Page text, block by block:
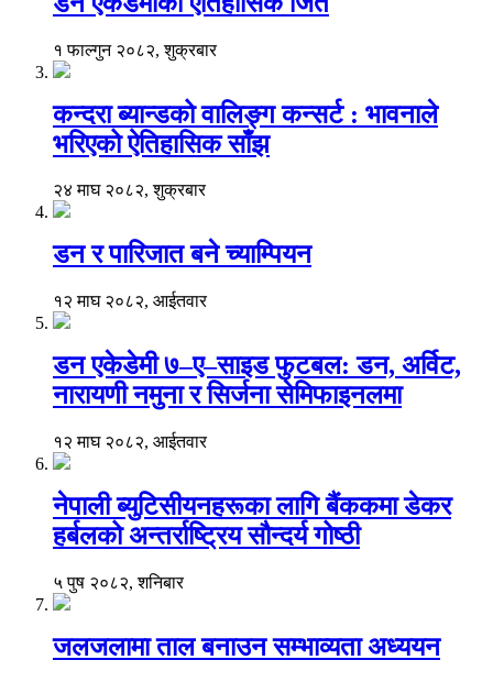
१ फाल्गुन २०८२, शुक्रबार
कन्दरा ब्यान्डको वालिङ्ग कन्सर्ट : भावनाले
भरिएको ऐतिहासिक साँझ
२४ माघ २०८२, शुक्रबार
डन र पारिजात बने च्याम्पियन
१२ माघ २०८२, आईतवार
डन एकेडेमी ७–ए–साइड फुटबल: डन, अर्विट,
नारायणी नमुना र सिर्जना सेमिफाइनलमा
१२ माघ २०८२, आईतवार
नेपाली ब्युटिसीयनहरूका लागि बैंककमा डेकर
हर्बलको अन्तर्राष्ट्रिय सौन्दर्य गोष्ठी
५ पुष २०८२, शनिबार
जलजलामा ताल बनाउन सम्भाव्यता अध्ययन